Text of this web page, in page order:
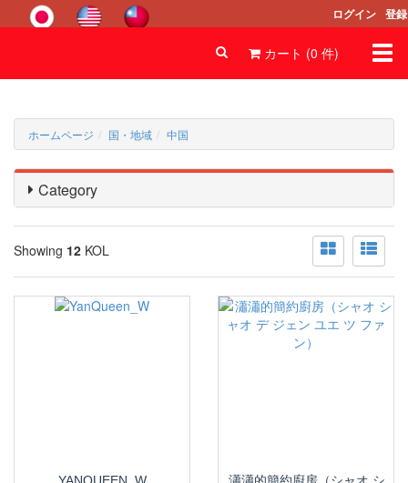
ログイン 登録
カート (0 件)
ホームページ 国・地域 中国
Category
Showing 12 KOL